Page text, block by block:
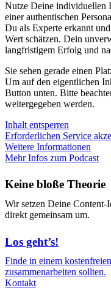
Nutze Deine individuellen
einer authentischen
Du als Experte erkannt
Wert schätzen. Dein
langfristigem Erfolg und
Sie sehen gerade einen
Um auf den eigentlichen
Button unten. Bitte
weitergegeben werden.
Inhalt entsperren
Erforderlichen Service
Weitere Informationen
Mehr Infos zum Podcast
Keine bloße Theorie
Wir setzen Deine Content-
direkt gemeinsam um.
Los geht’s!
Finde in einem
zusammenarbeiten sollten.
Kontakt